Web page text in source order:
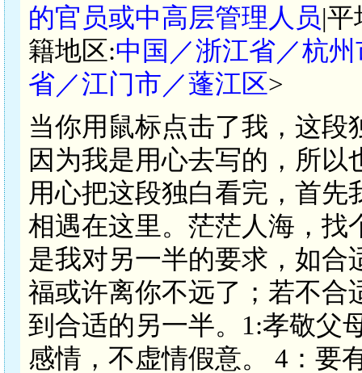
的官员或中高层管理人员|平
籍地区:中国／浙江省／杭
省／江门市／蓬江区>
当你用鼠标点击了我，这
因为我是用心去写的，所
用心把这段独白看完，首
相遇在这里。茫茫人海，找
是我对另一半的要求，如合
福或许离你不远了；若不合
到合适的另一半。1:孝敬父
感情，不虚情假意。 4：要